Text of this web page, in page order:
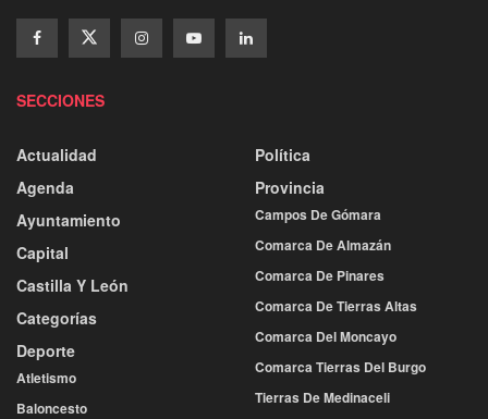
SECCIONES
Actualidad
Agenda
Ayuntamiento
Capital
Castilla Y León
Categorías
Deporte
Atletismo
Baloncesto
Política
Provincia
Campos De Gómara
Comarca De Almazán
Comarca De Pinares
Comarca De Tierras Altas
Comarca Del Moncayo
Comarca Tierras Del Burgo
Tierras De Medinaceli